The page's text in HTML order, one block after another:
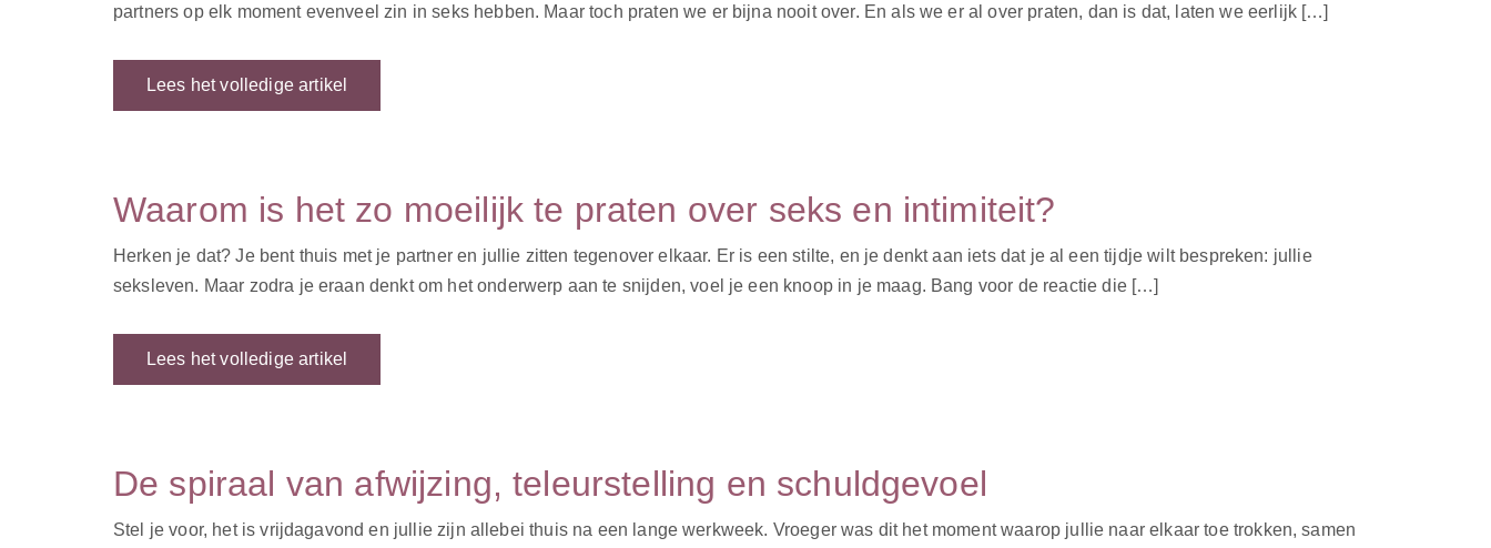
partners op elk moment evenveel zin in seks hebben. Maar toch praten we er bijna nooit over. En als we er al over praten, dan is dat, laten we eerlijk […]
Lees het volledige artikel
Waarom is het zo moeilijk te praten over seks en intimiteit?
Herken je dat? Je bent thuis met je partner en jullie zitten tegenover elkaar. Er is een stilte, en je denkt aan iets dat je al een tijdje wilt bespreken: jullie
seksleven. Maar zodra je eraan denkt om het onderwerp aan te snijden, voel je een knoop in je maag. Bang voor de reactie die […]
Lees het volledige artikel
De spiraal van afwijzing, teleurstelling en schuldgevoel
Stel je voor, het is vrijdagavond en jullie zijn allebei thuis na een lange werkweek. Vroeger was dit het moment waarop jullie naar elkaar toe trokken, samen